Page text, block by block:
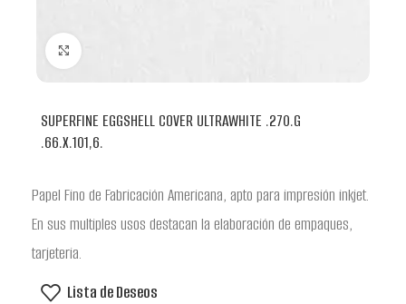
SUPERFINE EGGSHELL COVER ULTRAWHITE .270.G
.66.X.101,6.
Papel Fino de Fabricación Americana, apto para impresión inkjet.
En sus multiples usos destacan la elaboración de empaques,
tarjeteria.
Lista de Deseos